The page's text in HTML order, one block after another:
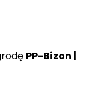
PP-Bizon |